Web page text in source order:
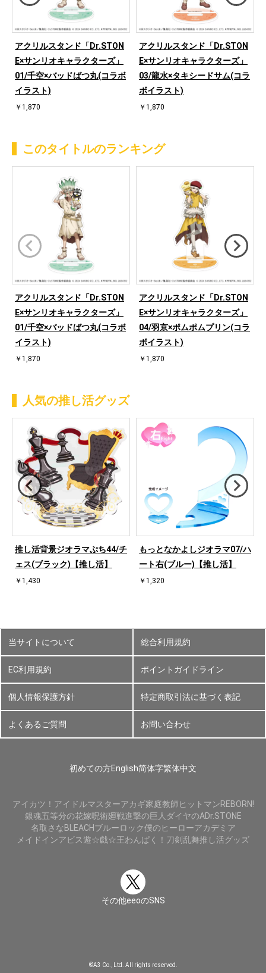
アクリルスタンド「Dr.STON
E×サンリオキャラクターズ」
01/千空×バッドばつ丸(コラボ
イラスト)
￥1,870
アクリルスタンド「Dr.STON
E×サンリオキャラクターズ」
03/龍水×タキシードサム(コラ
ボイラスト)
￥1,870
このタイトルのランキング
アクリルスタンド「Dr.STON
E×サンリオキャラクターズ」
01/千空×バッドばつ丸(コラボ
イラスト)
￥1,870
アクリルスタンド「Dr.STON
E×サンリオキャラクターズ」
04/羽京×ポムポムプリン(コラ
ボイラスト)
￥1,870
人気の推し活グッズ
推し活背景ジオラマぷち44/チ
ェス(ブラック)【推し活】
￥1,430
もっとなかよしジオラマ07/ハ
ート右(ブルー)【推し活】
￥1,320
当サイトについて 総合利用規約
EC利用規約 ポイントガイドライン
個人情報保護方針 特定商取引法に基づく表記
よくあるご質問 お問い合わせ
初めての方English简体字繁体中文
アイカツ！ アイドルマスターアカギ家庭教師ヒットマンREBORN!
銀魂五等分の花嫁呪術廻戦進撃の巨人 ダイヤのADr.STONE
名取さなBLEACHブルーロック僕のヒーローアカデミア
メイドインアビス遊☆戯☆王わんぱく！刀剣乱舞推し活グッズ
その他eeoのSNS
©A3 Co., Ltd. All rights reserved.